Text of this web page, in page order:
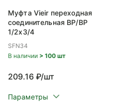
Муфта Vieir переходная
соединительная ВР/ВР
1/2x3/4
SFN34
В наличии > 100 шт
209.16 ₽/шт
Параметры